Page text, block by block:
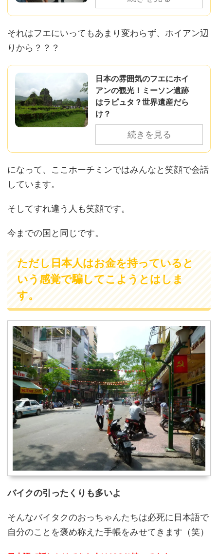
それはフエにいってもあまり変わらず、ホイアン辺
りから？？？
日本の雰囲気のフエにホイ
アンの観光！ミーソン遺跡
はラピュタ？世界遺産だら
け？
続きを見る
になって、ここホーチミンではみんなと笑顔で会話
しています。
そしてすれ違う人も笑顔です。
今までの国と同じです。
ただし日本人はお金を持っていると
いう感覚で騙してこようとはしま
す。
バイクの引ったくりも多いよ
そんなバイタクのおっちゃんたちは必死に日本語で
自分のことを褒め称えた手帳をみせてきます（笑）